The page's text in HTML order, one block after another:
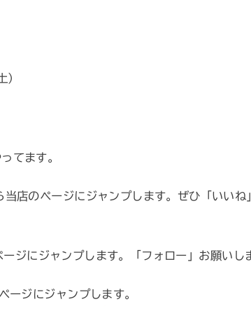
ます。
店のページにジャンプします。ぜひ「いいね
にジャンプします。「フォロー」お願いし
にジャンプします。